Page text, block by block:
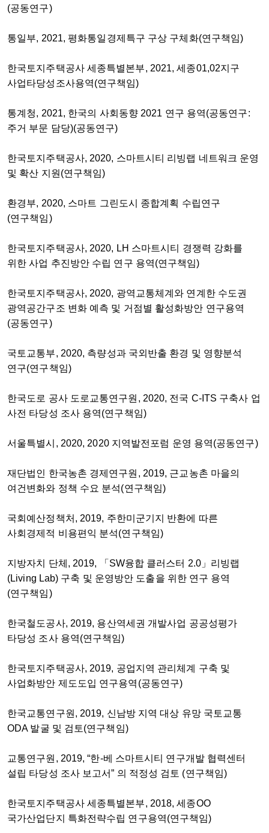
(공동연구)
통일부, 2021, 평화통일경제특구 구상 구체화(연구책임)
한국토지주택공사 세종특별본부, 2021, 세종01,02지구
사업타당성조사용역(연구책임)
통계청, 2021, 한국의 사회동향 2021 연구 용역(공동연구:
주거 부문 담당)(공동연구)
한국토지주택공사, 2020, 스마트시티 리빙랩 네트워크 운영
및 확산 지원(연구책임)
환경부, 2020, 스마트 그린도시 종합계획 수립연구
(연구책임)
한국토지주택공사, 2020, LH 스마트시티 경쟁력 강화를
위한 사업 추진방안 수립 연구 용역(연구책임)
한국토지주택공사, 2020, 광역교통체계와 연계한 수도권
광역공간구조 변화 예측 및 거점별 활성화방안 연구용역
(공동연구)
국토교통부, 2020, 측량성과 국외반출 환경 및 영향분석
연구(연구책임)
한국도로 공사 도로교통연구원, 2020, 전국 C-ITS 구축사 업
사전 타당성 조사 용역(연구책임)
서울특별시, 2020, 2020 지역발전포럼 운영 용역(공동연구)
재단법인 한국농촌 경제연구원, 2019, 근교농촌 마을의
여건변화와 정책 수요 분석(연구책임)
국회예산정책처, 2019, 주한미군기지 반환에 따른
사회경제적 비용편익 분석(연구책임)
지방자치 단체, 2019, 「SW융합 클러스터 2.0」리빙랩
(Living Lab) 구축 및 운영방안 도출을 위한 연구 용역
(연구책임)
한국철도공사, 2019, 용산역세권 개발사업 공공성평가
타당성 조사 용역(연구책임)
한국토지주택공사, 2019, 공업지역 관리체계 구축 및
사업화방안 제도도입 연구용역(공동연구)
한국교통연구원, 2019, 신남방 지역 대상 유망 국토교통
ODA 발굴 및 검토(연구책임)
교통연구원, 2019, “한-베 스마트시티 연구개발 협력센터
설립 타당성 조사 보고서” 의 적정성 검토 (연구책임)
한국토지주택공사 세종특별본부, 2018, 세종OO
국가산업단지 특화전략수립 연구용역(연구책임)